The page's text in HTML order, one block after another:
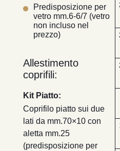
Predisposizione per
vetro mm.6-6/7 (vetro
non incluso nel
prezzo)
Allestimento
coprifili:
Kit Piatto:
Coprifilo piatto sui due
lati da mm.70×10 con
aletta mm.25
(predisposizione per